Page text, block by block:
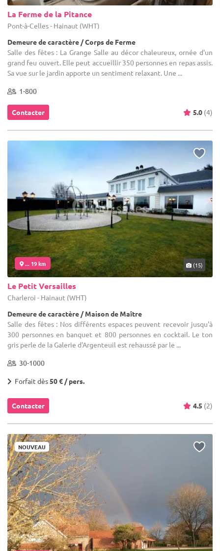
La Ferme de la Pitance
Pont-à-Celles - Hainaut (WHT)
Demeure de caractère / Corps de Ferme
Salle des fêtes : La Grange Salle au décor chaleureux, ornée d'un
grand feu ouvert. Elle peut accueillir 350 personnes en repas assis.
Sa vue sur le jardin apporte un sentiment relaxant. Une ...
1-800
Contacter 5.0 (4)
... 19 km (15)
Le Petit Versailles
Charleroi - Hainaut (WHT)
Demeure de caractère / Maison de Maître
Salle des fêtes : Nos différents espaces peuvent recevoir jusqu'à
300 personnes en banquet et 800 personnes en cocktail. Le ton
gris perle de la Galerie d'Argenteuil est rehaussé par le ...
30-1000
Forfait dès50 € / pers.
Contacter 4.5 (2)
NOUVEAU